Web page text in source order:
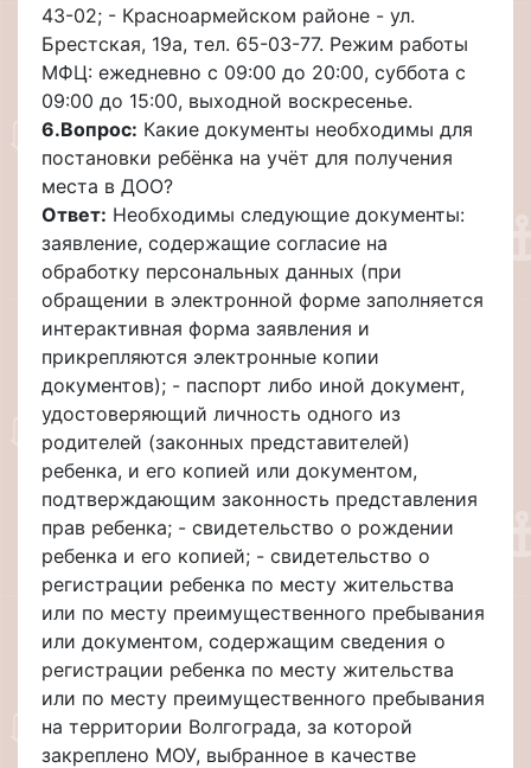
43-02; - Красноармейском районе - ул.
Брестская, 19а, тел. 65-03-77. Режим работы
МФЦ: ежедневно с 09:00 до 20:00, суббота с
09:00 до 15:00, выходной воскресенье.
6.Вопрос: Какие документы необходимы для
постановки ребёнка на учёт для получения
места в ДОО?
Ответ: Необходимы следующие документы:
заявление, содержащие согласие на
обработку персональных данных (при
обращении в электронной форме заполняется
интерактивная форма заявления и
прикрепляются электронные копии
документов); - паспорт либо иной документ,
удостоверяющий личность одного из
родителей (законных представителей)
ребенка, и его копией или документом,
подтверждающим законность представления
прав ребенка; - свидетельство о рождении
ребенка и его копией; - свидетельство о
регистрации ребенка по месту жительства
или по месту преимущественного пребывания
или документом, содержащим сведения о
регистрации ребенка по месту жительства
или по месту преимущественного пребывания
на территории Волгограда, за которой
закреплено МОУ, выбранное в качестве